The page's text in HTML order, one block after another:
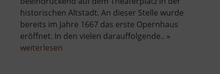
historischen Altstadt. An dieser Stelle wurde
bereits im Jahre 1667 das erste Opernhaus
eröffnet. In den vielen darauffolgende.. »
weiterlesen